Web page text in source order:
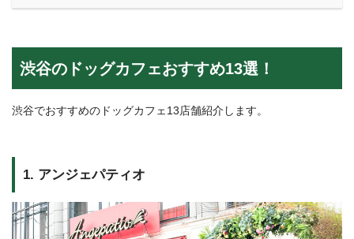
渋谷のドッグカフェおすすめ13選！
渋谷でおすすめのドッグカフェ13店舗紹介します。
1. アンジェパティオ